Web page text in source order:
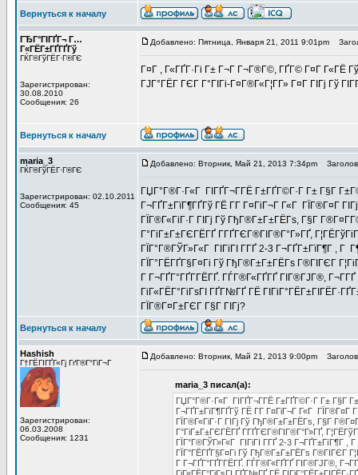
Вернуться к началу
ГЂГ°ГІГҐГ¬ Г…
Г«ГЁГ±ГҐГҐГў
ГЌГ®ГўГЁГ·Г®ГЄ
Зарегистрирован:
30.08.2010
Сообщения: 26
Добавлено: Пятница, Января 21, 2011 9:01pm
Г¤Г , Г«ГҐГ·Гі Г± Г¬Г Г¬Г®Г©, ГҐГ© Г¤Г Г«ГЁ
ГЈГ°ГЁГ­ ГЄГ Г°ГІГі-Г¤Г®Г«Г¦Г­Г» Г¤Г ГІГј Гў
Вернуться к началу
maria_3
ГЌГ®ГўГЁГ·Г®ГЄ
Зарегистрирован: 02.10.2011
Сообщения: 45
Добавлено: Вторник, Май 21, 2013 7:34pm
ГЏГ°Г®Г·Г«Г ГІГҐГ¬Г­ГЁ Г±ГҐГ©Г·Г Г± Г§Г
Г¬ГҐГ±ГїГ¶ГҐГў ГЁ Г­Г Г¤ГіГ¬Г Г«Г ГЇГ®Г¤Г
ГЇГ®Г«ГіГ·Г ГІГј Гў ГђГ®Г±Г±ГЁГѕ, Г§Г
Г°ГіГ±Г±ГЄГЁГҐ Г­ГҐГЄГ®ГІГ®Г°Г»ГҐ,
ГЇГ°Г®ГЎГ»Г«Г ГІГіГІ Г­ГҐ 2-3 Г¬ГҐГ±ГїГ¶Г ,
ГЇГ°ГЁГҐГ§Г¤Гі Гў ГђГ®Г±Г±ГЁГѕ Г®ГІГЄГ
Г Г¬ГҐГ°ГҐГ­ГЁГҐ. ГЃГ®Г«ГҐГҐ ГІГ®ГЈГ®,
ГіГ«ГЁГ°ГіГѕГІ ГҐГ№ГҐ ГЁ
ГЇГ®Г¤Г±ГЄГ Г§Г ГІГј?
Вернуться к началу
Hashish
Г†ГЁГІГҐГ«Гј ГґГ®Г°ГіГ¬Г
Зарегистрирован:
06.03.2008
Сообщения: 1231
Добавлено: Вторник, Май 21, 2013 9:00pm
maria_3 писал(а):
ГЏГ°Г®Г·Г«Г ГІГҐГ¬Г­ГЁ Г±ГҐГ©Г·Г Г± Г§Г
Г¬ГҐГ±ГїГ¶ГҐГў ГЁ Г­Г Г¤ГіГ¬Г Г«Г ГЇГ®Г¤Г
ГЇГ®Г«ГіГ·Г ГІГј Гў ГђГ®Г±Г±ГЁГѕ, Г§Г
Г°ГіГ±Г±ГЄГЁГҐ Г­ГҐГЄГ®ГІГ®Г°Г»ГҐ,
ГЇГ°Г®ГЎГ»Г«Г ГІГіГІ Г­ГҐ 2-3 Г¬ГҐГ±ГїГ¶Г
ГЇГ°ГЁГҐГ§Г¤Гі Гў ГђГ®Г±Г±ГЁГѕ Г®ГІГЄГ
Г Г¬ГҐГ°ГҐГ­ГЁГҐ. ГЃГ®Г«ГҐГҐ ГІГ®ГЈГ®,